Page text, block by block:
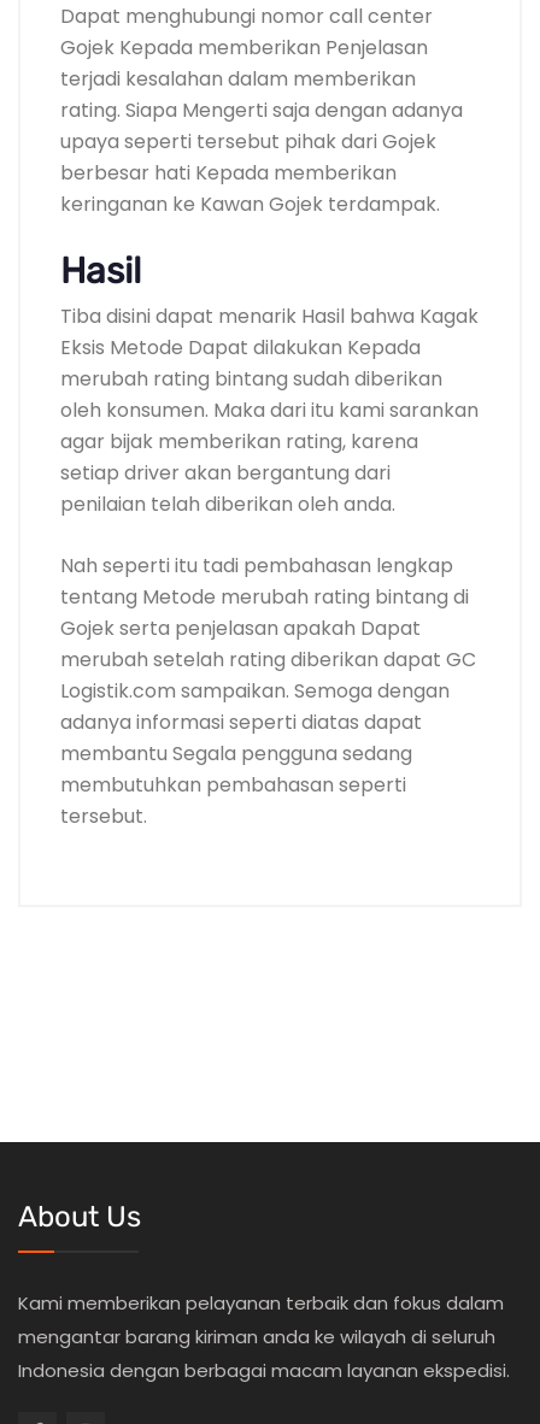
Dapat menghubungi nomor call center
Gojek Kepada memberikan Penjelasan
terjadi kesalahan dalam memberikan
rating. Siapa Mengerti saja dengan adanya
upaya seperti tersebut pihak dari Gojek
berbesar hati Kepada memberikan
keringanan ke Kawan Gojek terdampak.
Hasil
Tiba disini dapat menarik Hasil bahwa Kagak
Eksis Metode Dapat dilakukan Kepada
merubah rating bintang sudah diberikan
oleh konsumen. Maka dari itu kami sarankan
agar bijak memberikan rating, karena
setiap driver akan bergantung dari
penilaian telah diberikan oleh anda.
Nah seperti itu tadi pembahasan lengkap
tentang Metode merubah rating bintang di
Gojek serta penjelasan apakah Dapat
merubah setelah rating diberikan dapat GC
Logistik.com sampaikan. Semoga dengan
adanya informasi seperti diatas dapat
membantu Segala pengguna sedang
membutuhkan pembahasan seperti
tersebut.
About Us
Kami memberikan pelayanan terbaik dan fokus dalam
mengantar barang kiriman anda ke wilayah di seluruh
Indonesia dengan berbagai macam layanan ekspedisi.